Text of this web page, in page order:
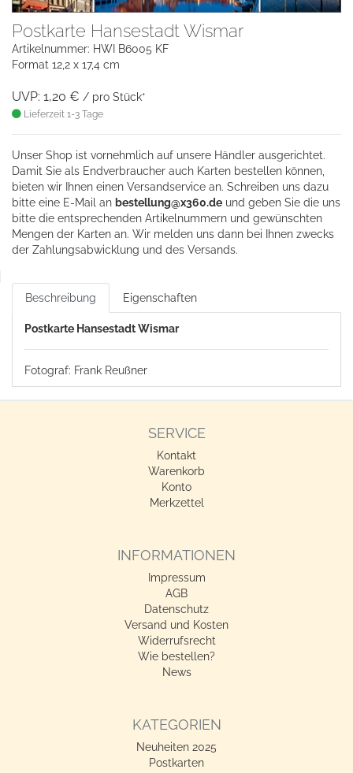
Postkarte Hansestadt Wismar
Artikelnummer: HWI B6005 KF
Format 12,2 x 17,4 cm
UVP: 1,20 € / pro Stück*
Lieferzeit 1-3 Tage
Unser Shop ist vornehmlich auf unsere Händler ausgerichtet.
Damit Sie als Endverbraucher auch Karten bestellen können,
bieten wir Ihnen einen Versandservice an. Schreiben uns dazu
bitte eine E-Mail an bestellung@x360.de und geben Sie die uns
bitte die entsprechenden Artikelnummern und gewünschten
Mengen der Karten an. Wir melden uns dann bei Ihnen zwecks
der Zahlungsabwicklung und des Versands.
Beschreibung Eigenschaften
Postkarte Hansestadt Wismar
Fotograf: Frank Reußner
SERVICE
Kontakt
Warenkorb
Konto
Merkzettel
INFORMATIONEN
Impressum
AGB
Datenschutz
Versand und Kosten
Widerrufsrecht
Wie bestellen?
News
KATEGORIEN
Neuheiten 2025
Postkarten